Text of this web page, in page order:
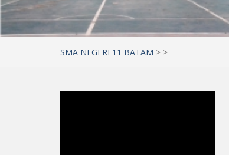
SMA NEGERI 11 BATAM > >